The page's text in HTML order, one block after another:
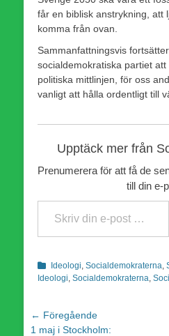
får en biblisk anstrykning, att
komma från ovan.
Sammanfattningsvis
socialdemokratiska partiet
politiska mittlinjen, för oss
vanligt att hålla ordentligt till
Upptäck mer från
Prenumerera för att få de
till din e-
Skriv din e-post …
Kategorier
Ideologi Socialdemokraterna
Ideologi Socialdemokraterna
Inläggsnavigering
← Föregående
Föregående
1 maj i Stockholm: